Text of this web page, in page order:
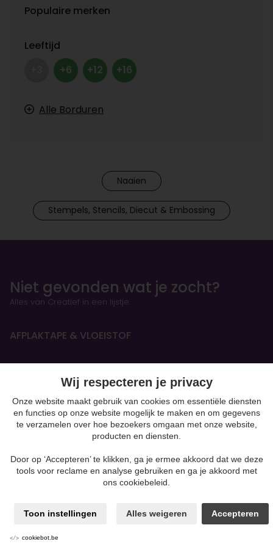
Populaire merken
Leeftijd
+6 +12 +16
Alle Borduren
Naaien
Stempels, Stencils, Diecut & Embossing
Niet gevonden wat je zocht?
Alles van Creatief in een lijstje.
AFPLAKTAPE & VLOEISTOF
HANDBOEKEN & OEFENSCHRIFTEN
BOETSEREN & GIETEN
Beton
moulding
Papiermaché
Producten voor Pouring
Wij respecteren je privacy
Onze website maakt gebruik van cookies om essentiële diensten
en functies op onze website mogelijk te maken en om gegevens
te verzamelen over hoe bezoekers omgaan met onze website,
producten en diensten.
Door op ‘Accepteren’ te klikken, ga je ermee akkoord dat we deze
tools voor reclame en analyse gebruiken en ga je akkoord met
ons cookiebeleid.
Toon instellingen Alles weigeren Accepteren
cookiebot.be